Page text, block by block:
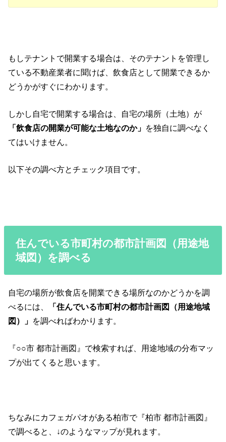
もしテナントで開業する場合は、そのテナントを管理し
ている不動産業者に聞けば、飲食店として開業できるか
どうかがすぐにわかります。
しかし自宅で開業する場合は、自宅の場所（土地）が
「飲食店の開業が可能な土地なのか」 を独自に調べなく
てはいけません。
以下その調べ方とチェック項目です。
住んでいる市町村の都市計画図（用途地
域図）を調べる
自宅の場所が飲食店を開業できる場所なのかどうかを調
べるには、
「住んでいる市町村の都市計画図（用途地域
図）」 を調べればわかります。
『○○市 都市計画図』で検索すれば、用途地域の分布マッ
プが出てくると思います。
ちなみにカフェガパオがある柏市で『柏市 都市計画図』
で調べると、↓のようなマップが見れます。